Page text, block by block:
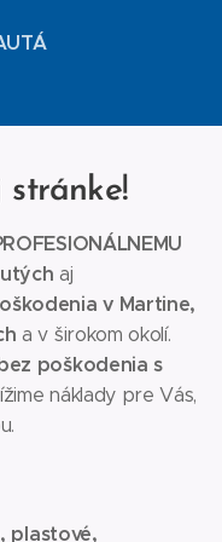
aj
v Martine,
a v širokom okolí.
poškodenia s
náklady pre Vás,
plastové,